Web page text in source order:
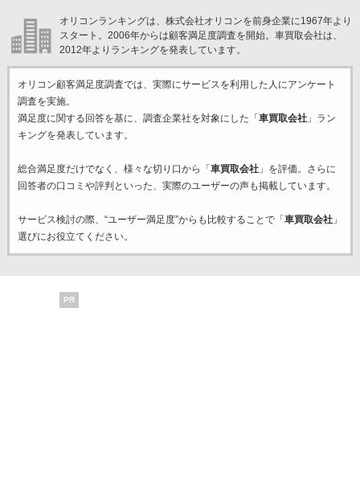
オリコンランキングは、株式会社オリコンを前身企業に1967年より
スタート。2006年からは顧客満足度調査を開始。車買取会社は、
2012年よりランキングを発表しています。
オリコン顧客満足度調査では、実際にサービスを利用した 人にアンケート
調査を実施。
満足度に関する回答を基に、調査企業社を対象にした「 車買取会社」ラン
キングを発表しています。
総合満足度だけでなく、様々な切り口から「 車買取会社」を評価。さらに
回答者の口コミや評判といった、実際のユーザーの声も掲載しています。
サービス検討の際、“ユーザー満足度”からも比較することで「 車買取会社」
選びにお役立てください。
PR